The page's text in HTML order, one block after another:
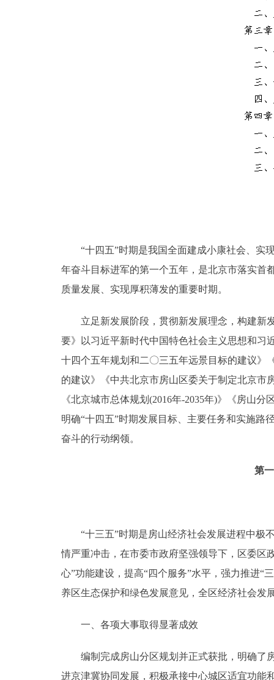
“十四五”时期是我国全面建成小康社会、实现
年奋斗目标进军的第一个五年，是北京市落实首
质量发展、实现厚积薄发的重要时期。
立足新发展阶段，贯彻新发展理念，构建新发
要》以习近平新时代中国特色社会主义思想和习
十四个五年规划和二〇三五年远景目标的建议》
的建议》《中共北京市房山区委关于制定北京市
《北京城市总体规划(2016年-2035年)》《房山
明确“十四五”时期发展目标、主要任务和实施路
奋斗的行动纲领。
第
“十三五”时期是房山经济社会发展进程中极不
情严重冲击，在市委市政府坚强领导下，区委区
心”功能建设，提高“四个服务”水平，强力推进“
养区生态保护和绿色发展意见，全区经济社会发
一、各项大事取得显著成效
编制完成房山分区规划并正式获批，明确了房
进京津冀协同发展，积极承接中心城区适宜功能